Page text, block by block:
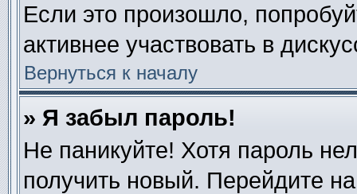
Если это произошло,
активнее участвовать в
Вернуться к началу
» Я забыл пароль!
Не паникуйте! Хотя пароль
получить новый. Перейдите